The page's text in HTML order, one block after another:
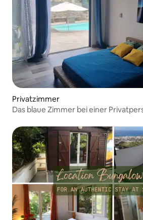
Privatzimmer
Das blaue Zimmer bei einer